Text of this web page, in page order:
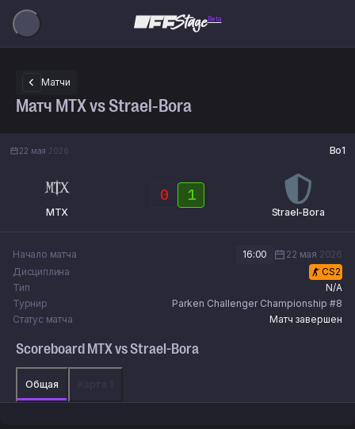
Beta
Матчи
Матч MTX vs Strael-Bora
22 мая 2026 Bo1
MTX
0 1
Strael-Bora
Начало матча 16:00 22 мая 2026
Дисциплина
CS2
Тип
N/A
Турнир
Parken Challenger Championship #8
Статус матча
Матч завершен
Scoreboard MTXvsStrael-Bora
Общая